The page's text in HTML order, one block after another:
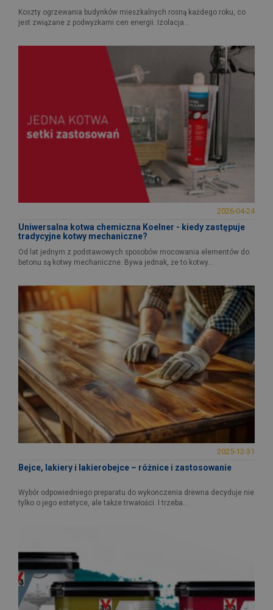
Koszty ogrzewania budynków mieszkalnych rosną każdego roku, co
jest związane z podwyżkami cen energii. Izolacja...
2026-04-24
Uniwersalna kotwa chemiczna Koelner - kiedy zastępuje
tradycyjne kotwy mechaniczne?
Od lat jednym z podstawowych sposobów mocowania elementów do
betonu są kotwy mechaniczne. Bywa jednak, że to kotwy...
2025-12-31
Bejce, lakiery i lakierobejce – różnice i zastosowanie
Wybór odpowiedniego preparatu do wykończenia drewna decyduje nie
tylko o jego estetyce, ale także trwałości. I trzeba...